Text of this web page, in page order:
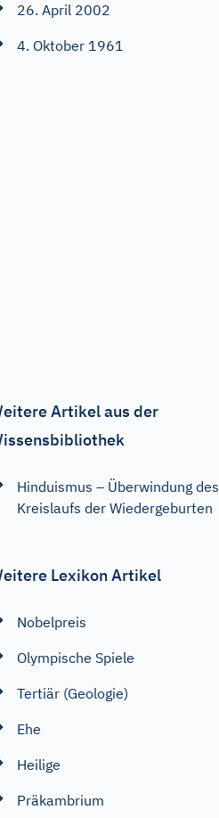
26. April 2002
4. Oktober 1961
Artikel aus der
Hinduismus – Überwindung des
Kreislaufs der Wiedergeburten
Lexikon Artikel
Nobelpreis
Olympische Spiele
Tertiär (Geologie)
Ehe
Heilige
Präkambrium